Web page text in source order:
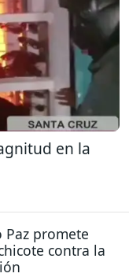
en la
Paz promete
contra la